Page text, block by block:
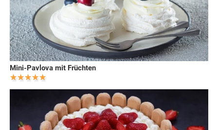
Mini-Pavlova mit Früchten